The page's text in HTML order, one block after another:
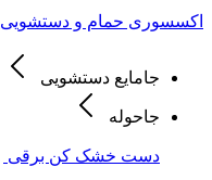
اکسسوری حمام و دستشویی
جامایع دستشویی
جاحوله
دست خشک کن برقی